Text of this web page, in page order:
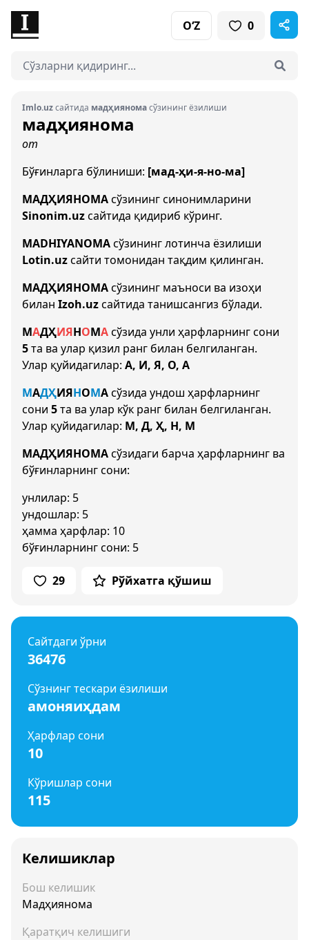
O‘Z 0
Imlo.uzсайтида мадҳияномасўзининг ёзилиши
мадҳиянома
от
Бўғинларга бўлиниши: [мад-ҳи-я-но-ма]
МАДҲИЯНОМАсўзининг синонимларини
Sinonim.uzсайтида қидириб кўринг.
MADHIYANOMAсўзининг лотинча ёзилиши
Lotin.uzсайти томонидан тақдим қилинган.
МАДҲИЯНОМАсўзининг маъноси ва изоҳи
билан Izoh.uzсайтида танишсангиз бўлади.
МАДҲИЯНОМАсўзида унли ҳарфларнинг сони
5та ва улар қизил ранг билан белгиланган.
Улар қуйидагилар: А, И, Я, О, А
МАДҲИЯНОМАсўзида ундош ҳарфларнинг
сони 5та ва улар кўк ранг билан белгиланган.
Улар қуйидагилар: М, Д, Ҳ, Н, М
МАДҲИЯНОМАсўзидаги барча ҳарфларнинг ва
бўғинларнинг сони:
унлилар: 5
ундошлар: 5
ҳамма ҳарфлар: 10
бўғинларнинг сони: 5
29 Рўйхатга қўшиш
Сайтдаги ўрни
36476
Сўзнинг тескари ёзилиши
амоняиҳдам
Ҳарфлар сони
10
Кўришлар сони
115
Келишиклар
Бош келишик
Мадҳиянома
Қаратқич келишиги